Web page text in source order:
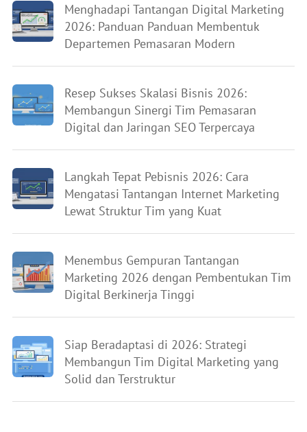
Menghadapi Tantangan Digital Marketing
2026: Panduan Panduan Membentuk
Departemen Pemasaran Modern
Resep Sukses Skalasi Bisnis 2026:
Membangun Sinergi Tim Pemasaran
Digital dan Jaringan SEO Terpercaya
Langkah Tepat Pebisnis 2026: Cara
Mengatasi Tantangan Internet Marketing
Lewat Struktur Tim yang Kuat
Menembus Gempuran Tantangan
Marketing 2026 dengan Pembentukan Tim
Digital Berkinerja Tinggi
Siap Beradaptasi di 2026: Strategi
Membangun Tim Digital Marketing yang
Solid dan Terstruktur